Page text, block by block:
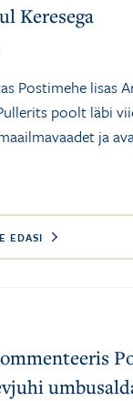
Keresega
Postimehe lisas
poolt läbi
ja
EDASI